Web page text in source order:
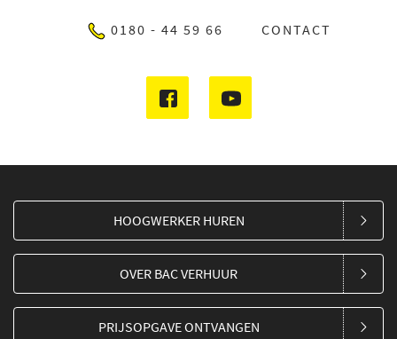
0180 - 44 59 66 CONTACT
HOOGWERKER HUREN
OVER BAC VERHUUR
PRIJSOPGAVE ONTVANGEN